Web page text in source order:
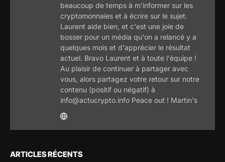
beaucoup de temps à m'informer sur les
cryptomonnaies et à écrire sur le sujet.
Laurent aide bien, et c'est une joie de
bosser pour un média qu'on a relancé y a
quelques mois et d'apprécier le résultat
actuel. Bravo Laurent et à toute l'équipe !
Au plaisir de continuer à partager avec
vous, alors partagez votre retour sur notre
contenu (positif ou négatif) à
info@actucrypto.info Peace out ! Martin's
ARTICLES RÉCENTS